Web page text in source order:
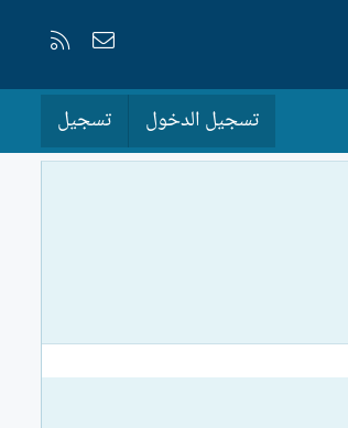
إتصل بنا
تسجيل الدخول تسجيل